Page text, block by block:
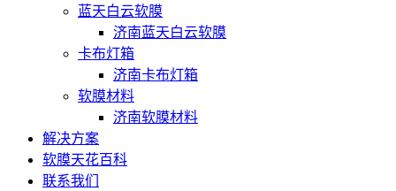
蓝天白云软膜
济南蓝天白云软膜
卡布灯箱
济南卡布灯箱
软膜材料
济南软膜材料
解决方案
软膜天花百科
联系我们